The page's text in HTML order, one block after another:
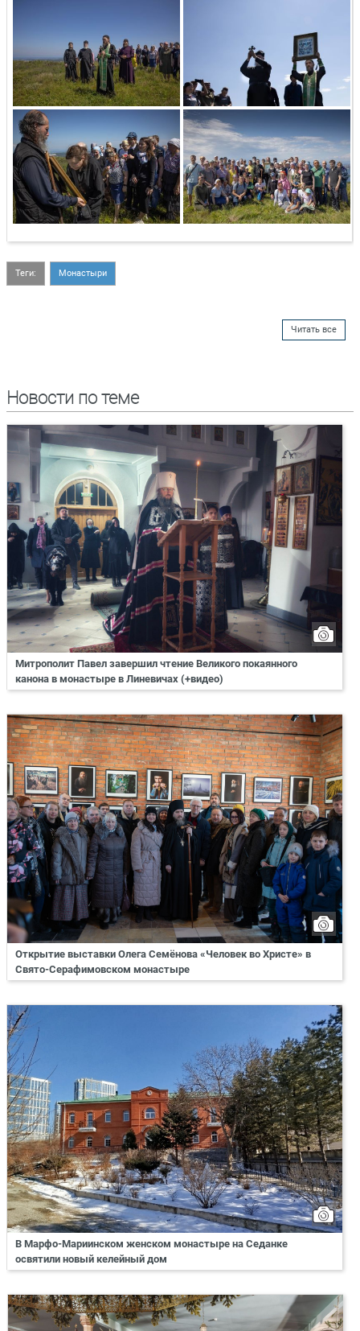
Теги: Монастыри
Читать все
Новости по теме
Митрополит Павел завершил чтение Великого покаянного
канона в монастыре в Линевичах (+видео)
Открытие выставки Олега Семёнова «Человек во Христе» в
Свято-Серафимовском монастыре
В Марфо-Мариинском женском монастыре на Седанке
освятили новый келейный дом